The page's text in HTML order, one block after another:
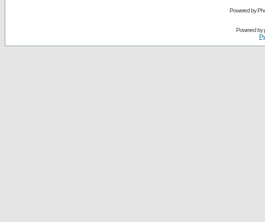
Powered by
Powered by